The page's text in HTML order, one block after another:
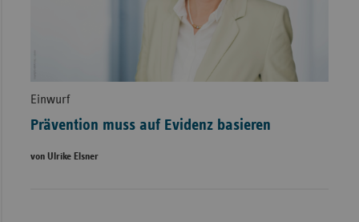
Einwurf
Prävention muss auf Evidenz basieren
von Ulrike Elsner